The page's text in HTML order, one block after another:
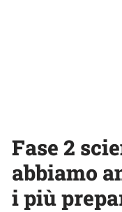
Fase 2
abbiamo
i più